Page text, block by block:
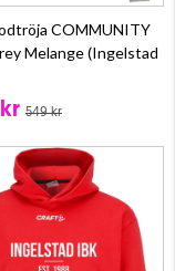
COMMUNITY
Melange (Ingelstad
549 kr